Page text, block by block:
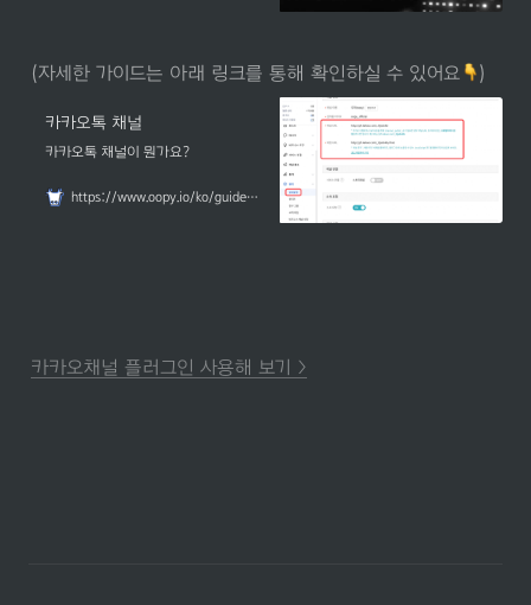
(자세한 가이드는 아래 링크를 통해 확인하실 수 있어요 )
카카오톡 채널
카카오톡 채널이 뭔가요?
https://www.oopy.io/ko/guides/plugins/kakaotalk-channel
카카오채널 플러그인 사용해 보기 >